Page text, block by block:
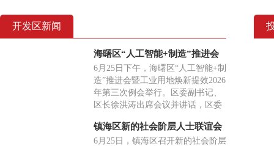
开发区新闻
海曙区“人工智能+制造”推进会
暨工业用地焕新提效2026年第三
次例会举行
6月25日下午，海曙区“人工智能+制
造”推进会暨工业用地焕新提效2026
年第三次例会举行。区委副书记、
区长徐洪涛出席会议并讲话，区委
区长李高主持。
镇海区新的社会阶层人士联谊会
成立大会召开
6月25日，镇海区召开新的社会阶层